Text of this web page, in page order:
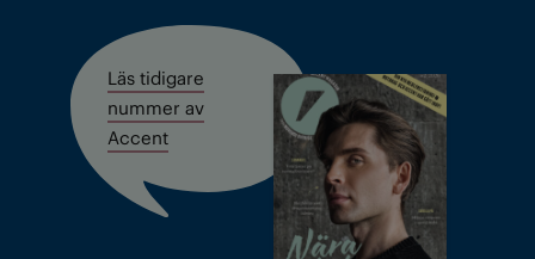
Läs tidigare
nummer av
Accent